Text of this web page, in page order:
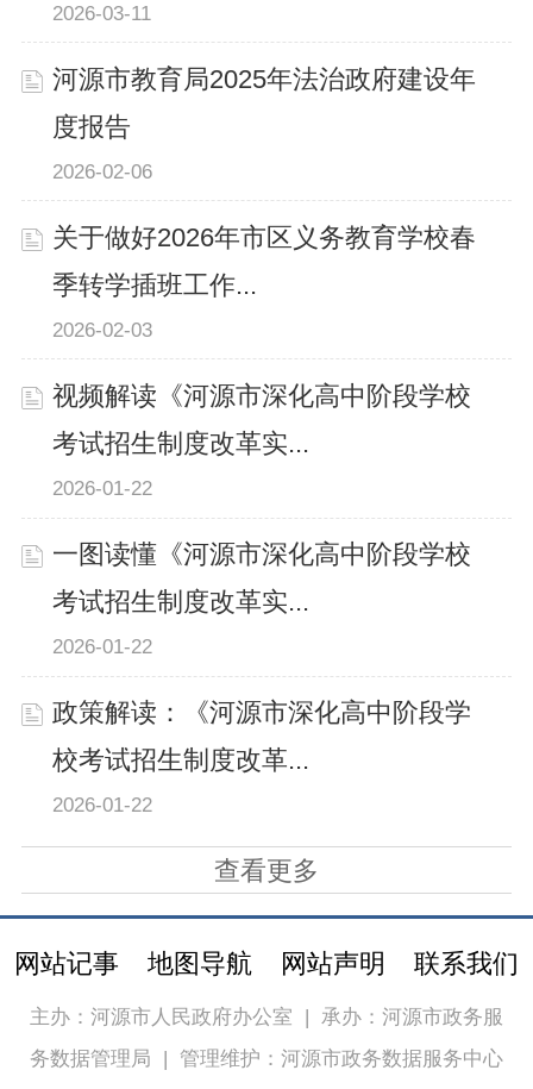
2026-03-11
河源市教育局2025年法治政府建设年
度报告
2026-02-06
关于做好2026年市区义务教育学校春
季转学插班工作...
2026-02-03
视频解读《河源市深化高中阶段学校
考试招生制度改革实...
2026-01-22
一图读懂《河源市深化高中阶段学校
考试招生制度改革实...
2026-01-22
政策解读：《河源市深化高中阶段学
校考试招生制度改革...
2026-01-22
查看更多
网站记事 地图导航 网站声明 联系我们
主办：河源市人民政府办公室
承办：河源市政务服
务数据管理局
管理维护：河源市政务数据服务中心